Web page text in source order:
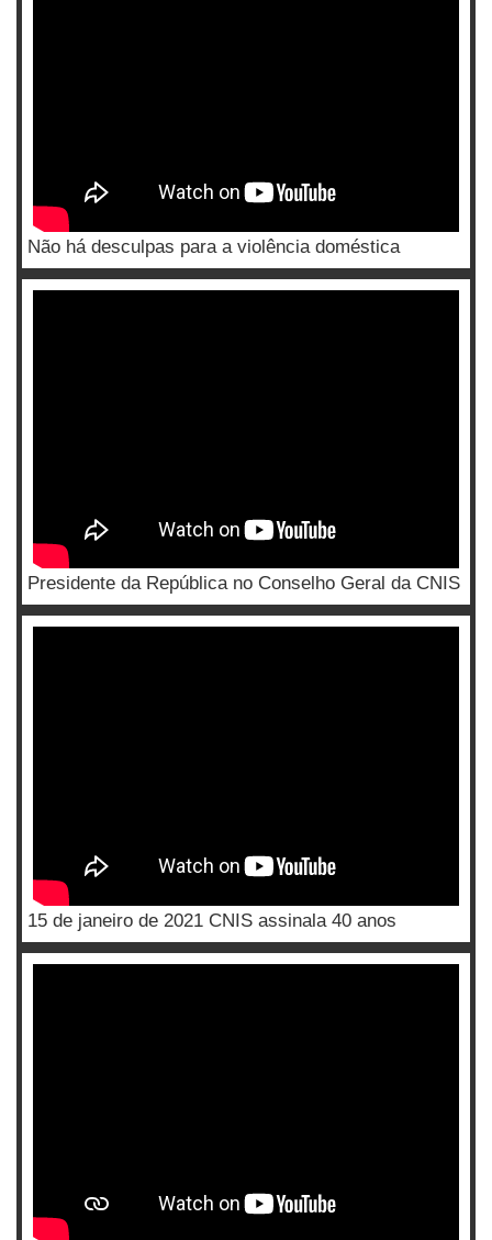
Não há desculpas para a violência doméstica
Presidente da República no Conselho Geral da CNIS
15 de janeiro de 2021 CNIS assinala 40 anos